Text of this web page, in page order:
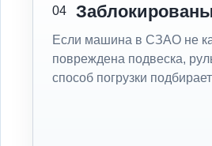
04
Если машина в СЗАО не
повреждена подвеска,
способ погрузки